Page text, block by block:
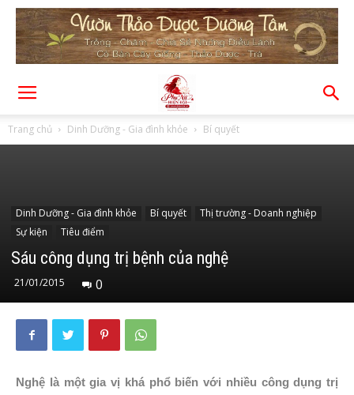
Trang chủ Dinh Dưỡng - Gia đình khỏe Bí quyết
Dinh Dưỡng - Gia đình khỏe Bí quyết
Thị trường - Doanh nghiệp
Sự kiện
Tiêu điểm
Sáu công dụng trị bệnh của nghệ
21/01/2015 0
Nghệ là một gia vị khá phổ biến với nhiều công dụng trị